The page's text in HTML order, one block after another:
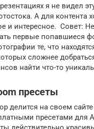
я не видел
А для контента
и интересное. Совет:
первые попавшиеся
те, что
сложнее
найти что-то
пресеты
делится на своем сайте
пресетами для